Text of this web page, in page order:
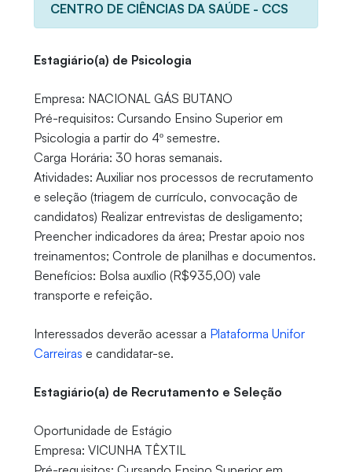
CENTRO DE CIÊNCIAS DA SAÚDE - CCS
Estagiário(a) de Psicologia
Empresa: NACIONAL GÁS BUTANO
Pré-requisitos: Cursando Ensino Superior em
Psicologia a partir do 4º semestre.
Carga Horária: 30 horas semanais.
Atividades: Auxiliar nos processos de recrutamento
e seleção (triagem de currículo, convocação de
candidatos) Realizar entrevistas de desligamento;
Preencher indicadores da área; Prestar apoio nos
treinamentos; Controle de planilhas e documentos.
Benefícios: Bolsa auxílio (R$935,00) vale
transporte e refeição.
Interessados deverão acessar a Plataforma Unifor
Carreiras e candidatar-se.
Estagiário(a) de Recrutamento e Seleção
Oportunidade de Estágio
Empresa: VICUNHA TÊXTIL